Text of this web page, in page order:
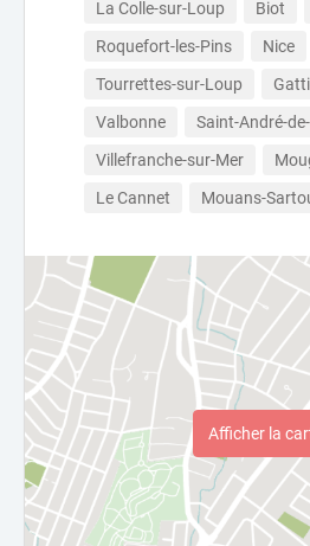
La Colle-sur-Loup
Biot
Roquefort-les-Pins
Nice
Tourrettes-sur-Loup
Valbonne
Saint-André-
Villefranche-sur-Mer
Le Cannet
Mouans-
Afficher la